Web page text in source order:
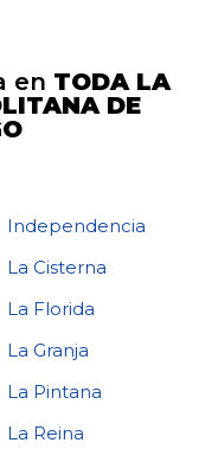
en TODA LA
DE
Independencia
La Cisterna
La Florida
La Granja
La Pintana
La Reina